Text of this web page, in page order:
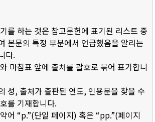
를 하는 것은 참고문헌에 표기된 리스트 중
본문의 특정 부분에서 언급했음을 알리는
다.
마침표 앞에 출처를 괄호로 묶어 표기합니
성, 출처가 출판된 연도, 인용문을 찾을 수
를 기재합니다.
어 “p.”(단일 페이지) 혹은 “pp.”(페이지